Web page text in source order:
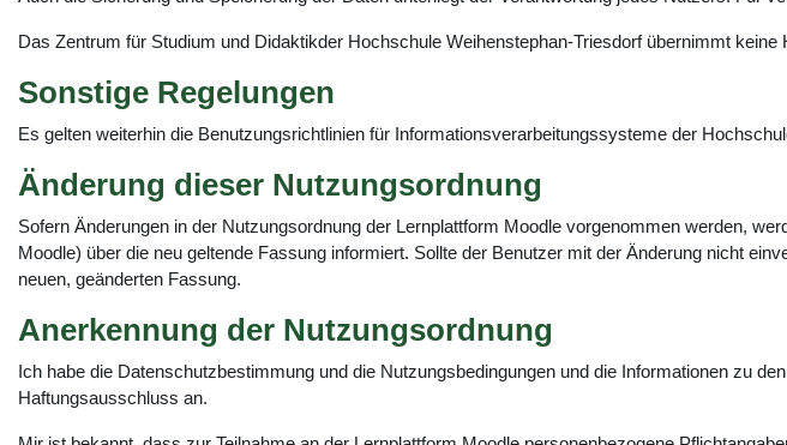
Das Zentrum für Studium und Didaktikder Hochschule Weihenstephan-Triesdorf übernimmt
Sonstige Regelungen
Es gelten weiterhin die Benutzungsrichtlinien für Informationsverarbeitungssysteme der
Änderung dieser Nutzungsordnung
Sofern Änderungen in der Nutzungsordnung der Lernplattform Moodle vorgenommen werden,
Moodle) über die neu geltende Fassung informiert. Sollte der Benutzer mit der Änderung nicht
neuen, geänderten Fassung.
Anerkennung der Nutzungsordnung
Ich habe die Datenschutzbestimmung und die Nutzungsbedingungen und die Informationen zu
Haftungsausschluss an.